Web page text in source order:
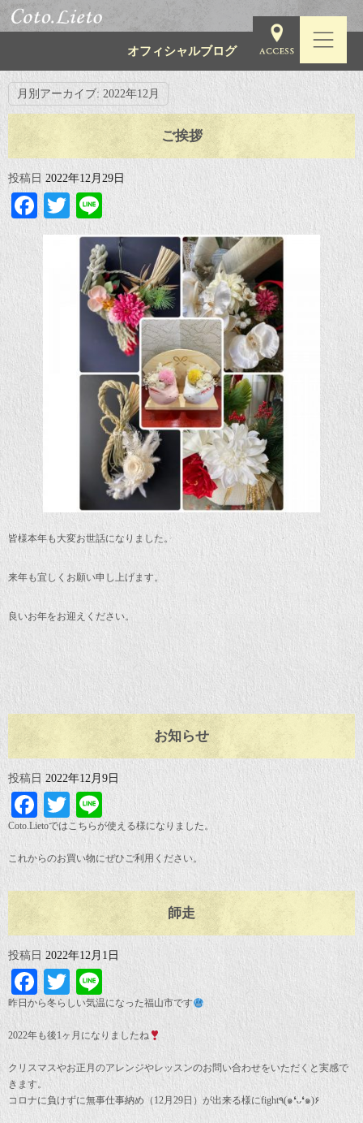
オフィシャルブログ
月別アーカイブ: 2022年12月
ご挨拶
投稿日 2022年12月29日
Facebook
Twitter
Line
皆様本年も大変お世話になりました。
来年も宜しくお願い申し上げます。
良いお年をお迎えください。
お知らせ
投稿日 2022年12月9日
Facebook
Twitter
Line
Coto.Lietoではこちらが使える様になりました。
これからのお買い物にぜひご利用ください。
師走
投稿日 2022年12月1日
Facebook
TwitterLine
昨日から冬らしい気温になった福山市です
2022年も後1ヶ月になりましたね
クリスマスやお正月のアレンジやレッスンのお問い合わせをいただくと実感で
きます。
コロナに負けずに無事仕事納め（12月29日）が出来る様にfight٩(๑❛ᴗ❛๑)۶